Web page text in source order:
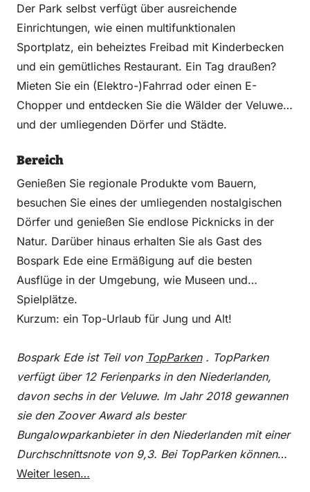
Der Park selbst verfügt über ausreichende
Einrichtungen, wie einen multifunktionalen
Sportplatz, ein beheiztes Freibad mit Kinderbecken
und ein gemütliches Restaurant. Ein Tag draußen?
Mieten Sie ein (Elektro-)Fahrrad oder einen E-
Chopper und entdecken Sie die Wälder der Veluwe
und der umliegenden Dörfer und Städte.
Bereich
Genießen Sie regionale Produkte vom Bauern,
besuchen Sie eines der umliegenden nostalgischen
Dörfer und genießen Sie endlose Picknicks in der
Natur. Darüber hinaus erhalten Sie als Gast des
Bospark Ede eine Ermäßigung auf die besten
Ausflüge in der Umgebung, wie Museen und
Spielplätze.
Kurzum: ein Top-Urlaub für Jung und Alt!
Bospark Ede ist Teil von TopParken . TopParken
verfügt über 12 Ferienparks in den Niederlanden,
davon sechs in der Veluwe. Im Jahr 2018 gewannen
sie den Zoover Award als bester
Bungalowparkanbieter in den Niederlanden mit einer
Durchschnittsnote von 9,3. Bei TopParken können
Sie einen wunderschönen Urlaub in einem Ferienhaus
Weiter lesen…